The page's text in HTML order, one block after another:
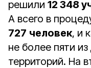
решили 12 348
А всего в
727 человек, и
не более пяти
территорий. На